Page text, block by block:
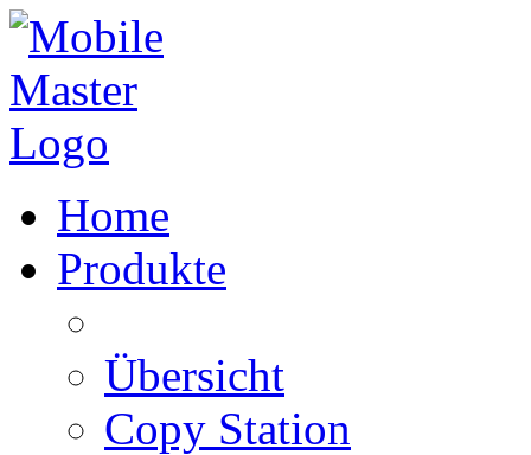
Home
Produkte
Übersicht
Copy Station